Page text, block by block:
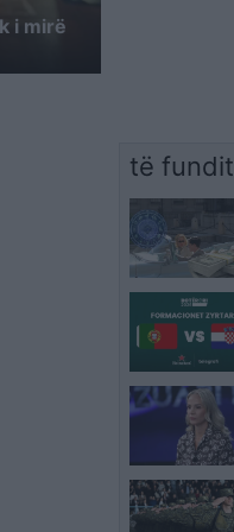
i mirë
të fundit